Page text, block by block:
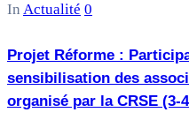
In Actualité 0
Projet Réforme :
sensibilisation des
organisé par la CRSE (3-